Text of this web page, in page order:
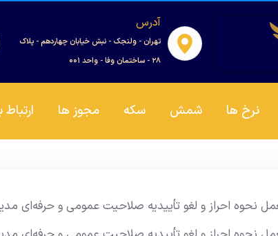
آدرس
تهران - ولنجک - نبش خیابان چهاردهم - پلاک
۲۸ - ساختمان وفا - واحد ۰۰۱
نرخ ها شمش سکه مجوز ها ارتباط
نحوه احراز و لغو تأییدیه صلاحیت عمومی و حرفه‌ای